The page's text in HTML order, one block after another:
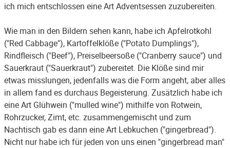
ich mich entschlossen eine Art Adventsessen zuzubereiten.
Wie man in den Bildern sehen kann, habe ich Apfelrotkohl
("Red Cabbage"), Kartoffelklöße ("Potato Dumplings"),
Rindfleisch ("Beef"), Preiselbeersoße ("Cranberry sauce") und
Sauerkraut ("Sauerkraut") zubereitet. Die Klöße sind mir
etwas misslungen, jedenfalls was die Form angeht, aber alles
in allem fand es durchaus Begeisterung. Zusätzlich habe ich
eine Art Glühwein ("mulled wine") mithilfe von Rotwein,
Rohrzucker, Zimt, etc. zusammengemischt und zum
Nachtisch gab es dann eine Art Lebkuchen ("gingerbread").
Nicht nur habe ich für jeden von uns einen "gingerbread man"